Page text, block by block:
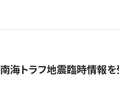
南海トラフ地震臨時情報を